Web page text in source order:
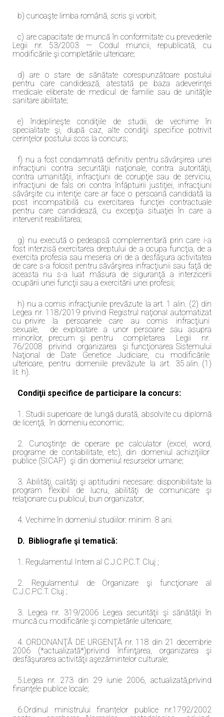
b) cunoaşte limba română, scris şi vorbit;
c) are capacitate de muncă în conformitate cu prevederile
Legii nr. 53/2003 — Codul muncii, republicată, cu
modificările şi completările ulterioare;
d) are o stare de sănătate corespunzătoare postului
pentru care candidează, atestată pe baza adeverinţei
medicale eliberate de medicul de familie sau de unităţile
sanitare abilitate;
e) îndeplineşte condiţiile de studii, de vechime în
specialitate şi, după caz, alte condiţii specifice potrivit
cerinţelor postului scos la concurs;
f) nu a fost condamnată definitiv pentru săvârşirea unei
infracţiuni contra securităţii naţionale, contra autorităţii,
contra umanităţii, infracţiuni de corupţie sau de serviciu,
infracţiuni de fals ori contra înfăptuirii justiţiei, infracţiuni
săvârşite cu intenţie care ar face o persoană candidată la
post incompatibilă cu exercitarea funcţiei contractuale
pentru care candidează, cu excepţia situaţiei în care a
intervenit reabilitarea;
g) nu execută o pedeapsă complementară prin care i-a
fost interzisă exercitarea dreptului de a ocupa funcţia, de a
exercita profesia sau meseria ori de a desfăşura activitatea
de care s-a folosit pentru săvârşirea infracţiunii sau faţă de
aceasta nu s-a luat măsura de siguranţă a interzicerii
ocupării unei funcţii sau a exercitării unei profesii;
h) nu a comis infracţiunile prevăzute la art. 1 alin. (2) din
Legea nr. 118/2019 privind Registrul naţional automatizat
cu privire la persoanele care au comis infracţiuni
sexuale, de exploatare a unor persoane sau asupra
minorilor, precum şi pentru completarea Legii nr.
76/2008 privind organizarea şi funcţionarea Sistemului
Naţional de Date Genetice Judiciare, cu modificările
ulterioare, pentru domeniile prevăzute la art. 35 alin. (1)
lit. h).
Condiţii specifice de participare la concurs:
1. Studii superioare de lungă durată, absolvite cu diplomă
de licenţă, în domeniu economic;
2. Cunoştinţe de operare pe calculator (excel, word,
programe de contabilitate, etc), din domeniul achiziţiilor
publice (SICAP) şi din domeniul resurselor umane;
3. Abilităţi, calităţi şi aptitudini necesare: disponibilitate la
program flexibil de lucru, abilităţi de comunicare şi
relaţionare cu publicul, bun organizator;
4. Vechime în domeniul studiilor: minim 8 ani.
D. Bibliografie şi tematică:
1. Regulamentul Intern al C.J.C.P.C.T. Cluj ;
2. Regulamentul de Organizare şi funcţionare al
C.J.C.P.C.T. Cluj ;
3. Legea nr. 319/2006 Legea securităţii şi sănătăţii în
muncă cu modificările şi completările ulterioare;
4. ORDONANŢĂ DE URGENŢĂ nr. 118 din 21 decembrie
2006 (*actualizată*)privind înfiinţarea, organizarea şi
desfăşurarea activităţii aşezămintelor culturale;
5.Legea nr. 273 din 29 iunie 2006, actualizată,privind
finanţele publice locale;
6.Ordinul ministrului finanțelor publice nr.1792/2002